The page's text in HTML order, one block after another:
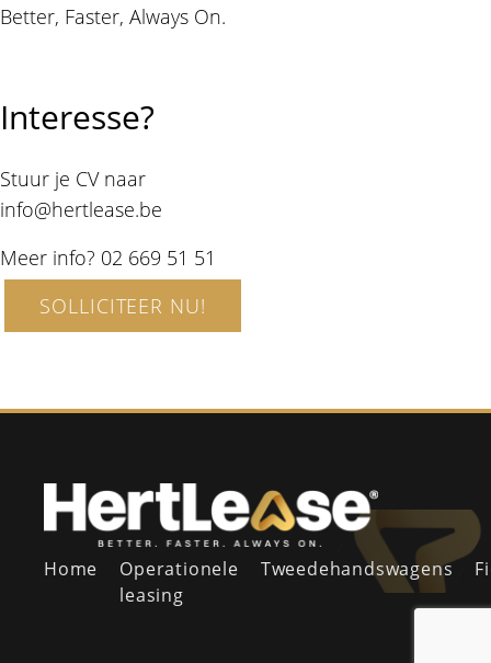
Better, Faster, Always On.
Interesse?
Stuur je CV naar
info@hertlease.be
Meer info? 02 669 51 51
SOLLICITEER NU!
Home
Operationele
leasing
Tweedehandswagens